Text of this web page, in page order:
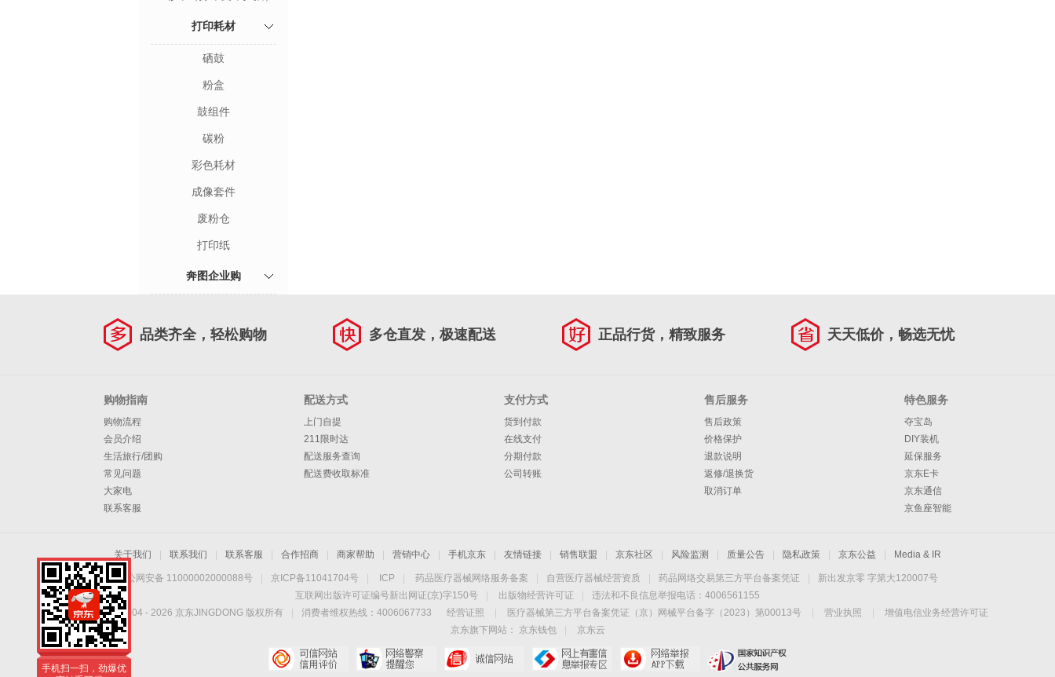
打印耗材
硒鼓
粉盒
鼓组件
碳粉
彩色耗材
成像套件
废粉仓
打印纸
奔图企业购
品类齐全，轻松购物 多仓直发，极速配送 正品行货，精致服务 天天低价，畅选无忧
购物指南
购物流程
会员介绍
生活旅行/团购
常见问题
大家电
联系客服
配送方式
上门自提
211限时达
配送服务查询
配送费收取标准
支付方式
货到付款
在线支付
分期付款
公司转账
售后服务
售后政策
价格保护
退款说明
返修/退换货
取消订单
特色服务
夺宝岛
DIY装机
延保服务
京东E卡
京东通信
京鱼座智能
关于我们 联系我们 联系客服 合作招商 商家帮助 营销中心 手机京东 友情链接 销售联盟 京东社区 风险监测 质量公告 隐私政策 京东公益 Media & IR
京公网安备 11000002000088号 京ICP备11041704号 ICP 药品医疗器械网络服务备案 自营医疗器械经营资质 药品网络交易第三方平台备案凭证
新出发京零 字第大120007号
互联网出版许可证编号新出网证(京)字150号
出版物经营许可证
违法和不良信息举报电话：4006561155
Copyright © 2004 - 2026 京东JINGDONG 版权所有 消费者维权热线：4006067733 经营证照 医疗器械第三方平台备案凭证（京）网械平台备字（2023）第00013号 营业执照
增值电信业务经营许可证
京东旗下网站：
京东钱包
京东云
手机扫一扫，劲爆优
惠触手可得！
手机扫一扫，劲爆优